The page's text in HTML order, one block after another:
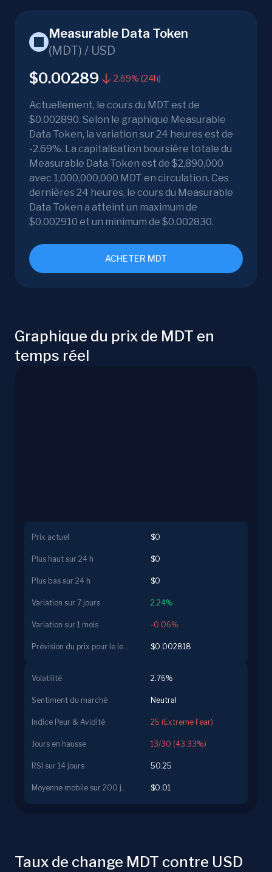
Measurable Data Token
(MDT) / USD
$0.00289 2.69% (24h)
Actuellement, le cours du MDT est de
$0.002890. Selon le graphique Measurable
Data Token, la variation sur 24 heures est de
-2.69%. La capitalisation boursière totale du
Measurable Data Token est de $2,890,000
avec 1,000,000,000 MDT en circulation. Ces
dernières 24 heures, le cours du Measurable
Data Token a atteint un maximum de
$0.002910 et un minimum de $0.002830.
ACHETER MDT
Graphique du prix de MDT en
temps réel
Prix actuel $0
Plus haut sur 24 h $0
Plus bas sur 24 h $0
Variation sur 7 jours 2.24%
Variation sur 1 mois -0.06%
Prévision du prix pour le lendemain $0.002818
Volatilité 2.76%
Sentiment du marché Neutral
Indice Peur & Avidité 25 (Extreme Fear)
Jours en hausse 13/30 (43.33%)
RSI sur 14 jours 50.25
Moyenne mobile sur 200 jours $0.01
Taux de change MDT contre USD